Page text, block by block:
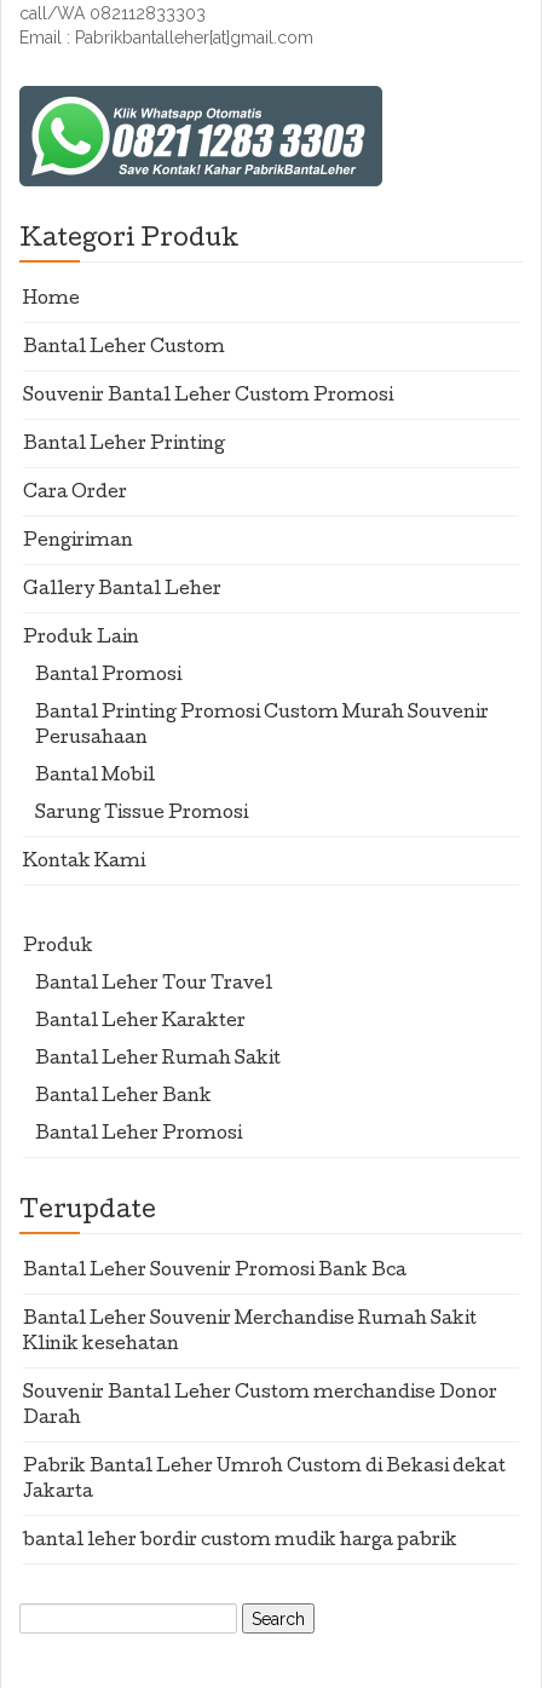
call/WA 082112833303
Email : Pabrikbantalleher[at]gmail.com
Kategori Produk
Home
Bantal Leher Custom
Souvenir Bantal Leher Custom Promosi
Bantal Leher Printing
Cara Order
Pengiriman
Gallery Bantal Leher
Produk Lain
Bantal Promosi
Bantal Printing Promosi Custom Murah Souvenir
Perusahaan
Bantal Mobil
Sarung Tissue Promosi
Kontak Kami
Produk
Bantal Leher Tour Travel
Bantal Leher Karakter
Bantal Leher Rumah Sakit
Bantal Leher Bank
Bantal Leher Promosi
Terupdate
Bantal Leher Souvenir Promosi Bank Bca
Bantal Leher Souvenir Merchandise Rumah Sakit
Klinik kesehatan
Souvenir Bantal Leher Custom merchandise Donor
Darah
Pabrik Bantal Leher Umroh Custom di Bekasi dekat
Jakarta
bantal leher bordir custom mudik harga pabrik
Search
for: